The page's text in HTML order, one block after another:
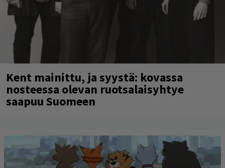
Kent mainittu, ja syystä: kovassa
nosteessa olevan ruotsalaisyhtye
saapuu Suomeen